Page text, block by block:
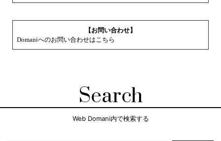
【お問い合わせ】
Domaniへのお問い合わせはこちら
Search
Web Domani内で検索する